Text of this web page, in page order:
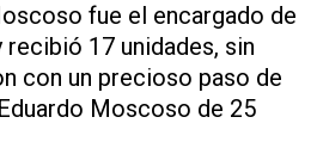
fue el encargado de
recibió 17 unidades, sin
con un precioso paso de
Moscoso de 25